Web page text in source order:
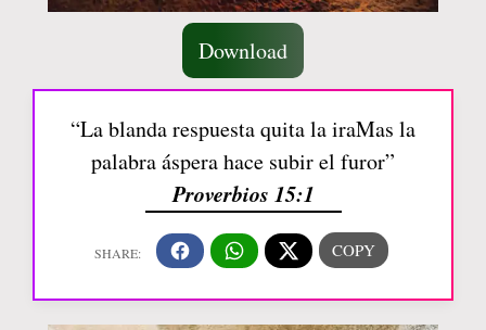
Download
“La blanda respuesta quita la iraMas la
palabra áspera hace subir el furor”
Proverbios 15:1